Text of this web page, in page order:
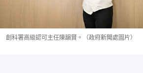
創科署高級認可主任陳韻賢。（政府新聞處圖片）